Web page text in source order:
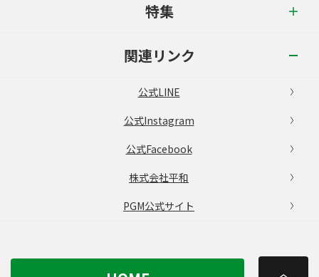
特集
関連リンク
公式LINE
公式Instagram
公式Facebook
株式会社平和
PGM公式サイト